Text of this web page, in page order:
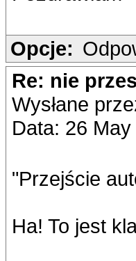
Opcje:
Re: nie
Wysłane
Data: 26
"Przejście
Ha! To jest